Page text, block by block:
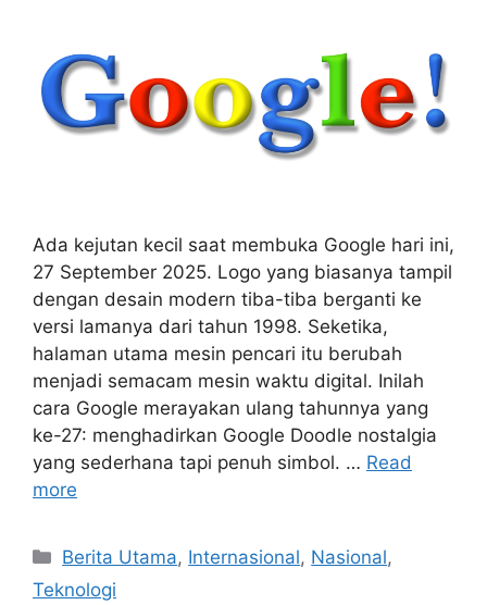
Ada kejutan kecil saat membuka Google hari ini,
27 September 2025. Logo yang biasanya tampil
dengan desain modern tiba-tiba berganti ke
versi lamanya dari tahun 1998. Seketika,
halaman utama mesin pencari itu berubah
menjadi semacam mesin waktu digital. Inilah
cara Google merayakan ulang tahunnya yang
ke-27: menghadirkan Google Doodle nostalgia
yang sederhana tapi penuh simbol. … Read
more
C
Berita Utama, Internasional, Nasional,
Teknologi